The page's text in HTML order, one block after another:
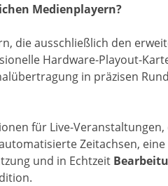
Medienplayern?
die ausschließlich den
Hardware-Playout-
in präzisen
für Live-
Zeitachsen,
und in Echtzeit